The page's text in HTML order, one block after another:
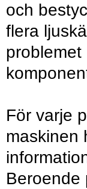
och
flera
För varje
maskinen
Beroende